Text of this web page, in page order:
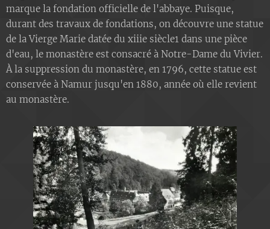
marque la fondation officielle de l'abbaye. Puisque,
durant des travaux de fondations, on découvre une statue
de la Vierge Marie datée du xiiie siècle1 dans une pièce
d'eau, le monastère est consacré à Notre-Dame du Vivier.
À la suppression du monastère, en 1796, cette statue est
conservée à Namur jusqu'en 1880, année où elle revient
au monastère.